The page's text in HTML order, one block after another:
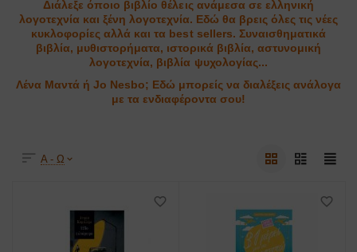
Διάλεξε όποιο βιβλίο θέλεις ανάμεσα σε ελληνική
λογοτεχνία και ξένη λογοτεχνία. Εδώ θα βρεις όλες τις νέες
κυκλοφορίες αλλά και τα best sellers. Συναισθηματικά
βιβλία, μυθιστορήματα, ιστορικά βιβλία, αστυνομική
λογοτεχνία, βιβλία ψυχολογίας...
Λένα Μαντά ή Jo Nesbo; Εδώ μπορείς να διαλέξεις ανάλογα
με τα ενδιαφέροντα σου!
Α - Ω